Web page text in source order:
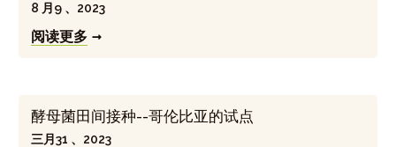
8 月9 、2023
阅读更多
酵母菌田间接种--哥伦比亚的试点
三月31 、2023